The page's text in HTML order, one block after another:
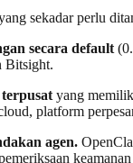
sekadar perlu
secara default
Bitsight.
yang
platform
agen.